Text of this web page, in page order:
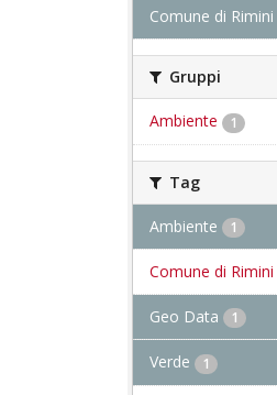
Comune di Rimini
Gruppi
Ambiente 1
Tag
Ambiente 1
Comune di Rimini
Geo Data 1
Verde 1